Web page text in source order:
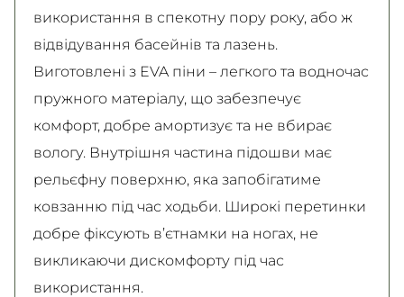
використання в спекотну пору року, або ж
відвідування басейнів та лазень.
Виготовлені з EVA піни – легкого та водночас
пружного матеріалу, що забезпечує
комфорт, добре амортизує та не вбирає
вологу. Внутрішня частина підошви має
рельєфну поверхню, яка запобігатиме
ковзанню під час ходьби. Широкі перетинки
добре фіксують в’єтнамки на ногах, не
викликаючи дискомфорту під час
використання.